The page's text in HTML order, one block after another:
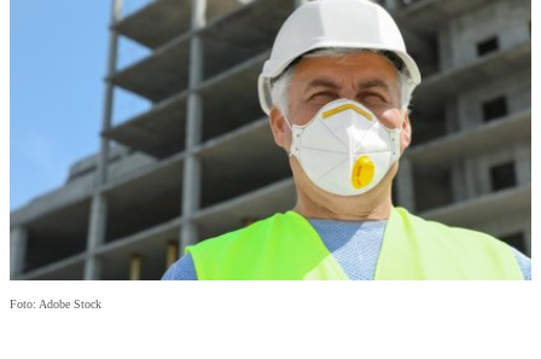
Foto: Adobe Stock